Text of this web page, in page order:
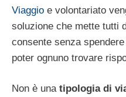
Viaggio e volontariato
soluzione che mette tutti
consente senza
poter ognuno trovare
Non è una tipologia di